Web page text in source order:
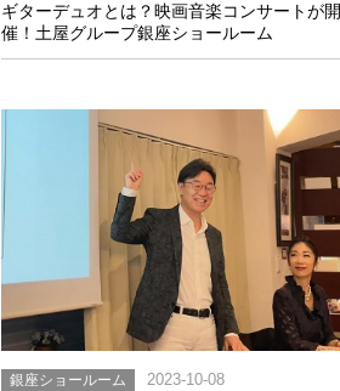
ギターデュオとは？映画音楽コンサートが開
催！土屋グループ銀座ショールーム
銀座ショールーム 2023-10-08